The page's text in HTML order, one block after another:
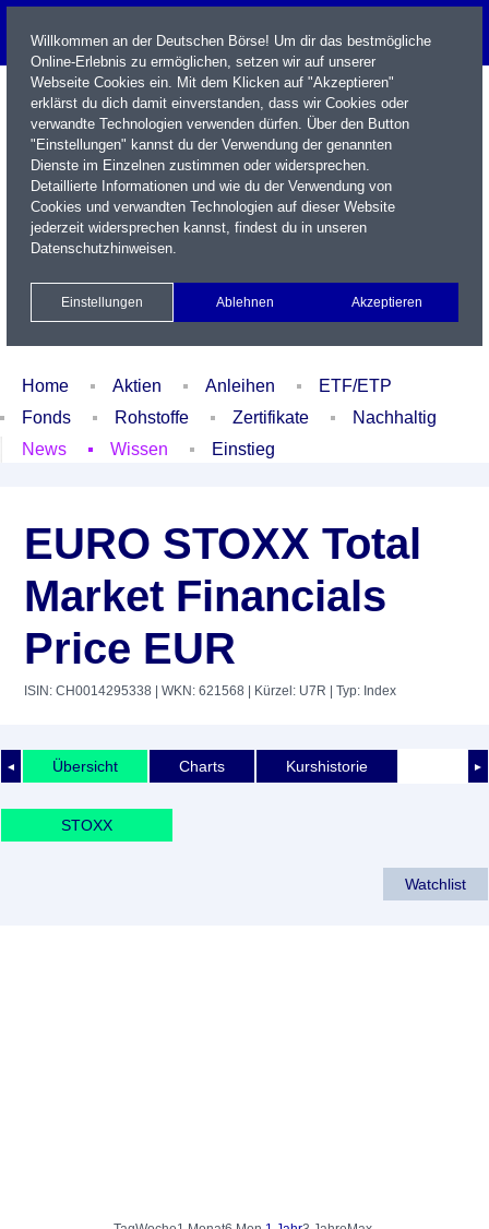
Name / WKN / ISIN / Kürzel
Xetra Realtime
Watchlist Portfolio Login
Home Aktien Anleihen
ETF/ETP
Fonds
Rohstoffe Zertifikate
Nachhaltig
News
Wissen Einstieg
EURO STOXX Total
Market Financials
Price EUR
ISIN: CH0014295338 | WKN: 621568 | Kürzel: U7R | Typ: Index
◄ ►
Übersicht Charts Kurshistorie
STOXX
Watchlist
Willkommen an der Deutschen Börse! Um dir das bestmögliche
Online-Erlebnis zu ermöglichen, setzen wir auf unserer
Webseite Cookies ein. Mit dem Klicken auf "Akzeptieren"
erklärst du dich damit einverstanden, dass wir Cookies oder
verwandte Technologien verwenden dürfen. Über den Button
"Einstellungen" kannst du der Verwendung der genannten
Dienste im Einzelnen zustimmen oder widersprechen.
Detaillierte Informationen und wie du der Verwendung von
Cookies und verwandten Technologien auf dieser Website
jederzeit widersprechen kannst, findest du in unseren
Datenschutzhinweisen.
Einstellungen Ablehnen Akzeptieren